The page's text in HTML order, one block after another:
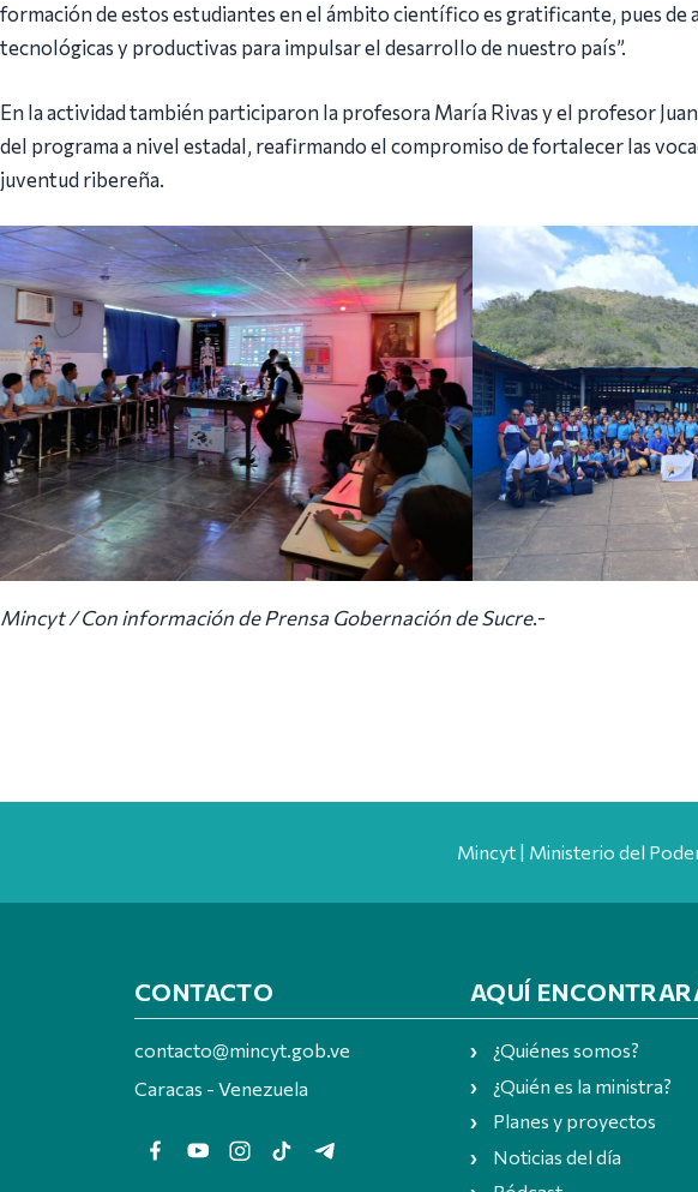
formación de estos estudiantes en el ámbito científico es gratificante, pues de
tecnológicas y productivas para impulsar el desarrollo de nuestro país”.
En la actividad también participaron la profesora María Rivas y el profesor
del programa a nivel estadal, reafirmando el compromiso de fortalecer las
juventud ribereña.
Mincyt / Con información de Prensa Gobernación de Sucre.-
Mincyt | Ministerio del
CONTACTO
contacto@mincyt.gob.ve
Caracas - Venezuela
AQUÍ
¿Quiénes somos?
¿Quién es la ministra?
Planes y proyectos
Noticias del día